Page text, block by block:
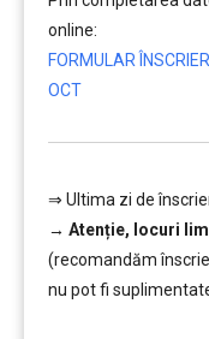
online:
FORMULAR
OCT
⇒ Ultima zi de
→ Atenție, locuri
(recomandăm
nu pot fi